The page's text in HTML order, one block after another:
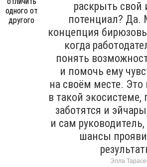
раскрыть
потенциал? Да.
концепция
когда
понять
и помочь ему
на своём месте.
в такой экосистеме,
заботятся и
и сам руководитель,
шансы
Элла